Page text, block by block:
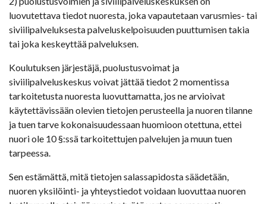
luovutettava tiedot nuoresta, joka vapautetaan varusmies- tai
siviilipalveluksesta palveluskelpoisuuden puuttumisen takia
tai joka keskeyttää palveluksen.
Koulutuksen järjestäjä, puolustusvoimat ja
siviilipalveluskeskus voivat jättää tiedot 2 momentissa
tarkoitetusta nuoresta luovuttamatta, jos ne arvioivat
käytettävissään olevien tietojen perusteella ja nuoren tilanne
ja tuen tarve kokonaisuudessaan huomioon otettuna, ettei
nuori ole 10 §:ssä tarkoitettujen palvelujen ja muun tuen
tarpeessa.
Sen estämättä, mitä tietojen salassapidosta säädetään,
nuoren yksilöinti- ja yhteystiedot voidaan luovuttaa nuoren